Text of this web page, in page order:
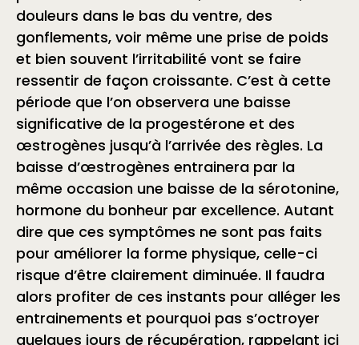
douleurs dans le bas du ventre, des
gonflements, voir même une prise de poids
et bien souvent l’irritabilité vont se faire
ressentir de façon croissante. C’est à cette
période que l’on observera une baisse
significative de la progestérone et des
œstrogènes jusqu’à l’arrivée des règles. La
baisse d’œstrogènes entrainera par la
même occasion une baisse de la sérotonine,
hormone du bonheur par excellence. Autant
dire que ces symptômes ne sont pas faits
pour améliorer la forme physique, celle-ci
risque d’être clairement diminuée. Il faudra
alors profiter de ces instants pour alléger les
entrainements et pourquoi pas s’octroyer
quelques jours de récupération, rappelant ici